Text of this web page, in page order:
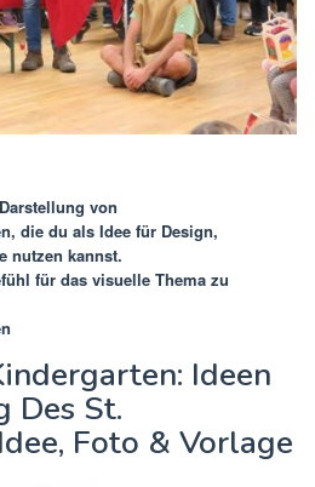
von
, die du als Idee für Design,
nutzen kannst.
für das visuelle Thema zu
Ideen
Des St.
Foto & Vorlage